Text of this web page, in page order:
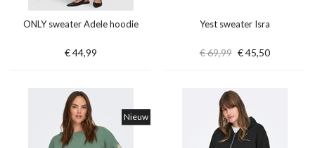
ONLY sweater Adele hoodie
€ 44,99
Yest sweater Isra
€ 69,99 € 45,50
Nieuw